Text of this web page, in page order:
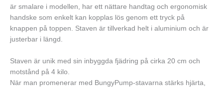
är smalare i modellen, har ett nättare handtag och ergonomisk
handske som enkelt kan kopplas lös genom ett tryck på
knappen på toppen. Staven är tillverkad helt i aluminium och är
justerbar i längd.
Staven är unik med sin inbyggda fjädring på cirka 20 cm och
motstånd på 4 kilo.
När man promenerar med BungyPump-stavarna stärks hjärta,